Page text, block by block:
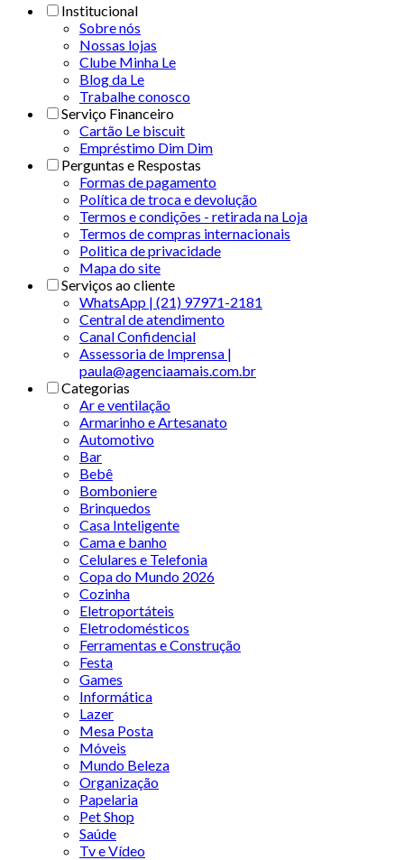
Institucional
Sobre nós
Nossas lojas
Clube Minha Le
Blog da Le
Trabalhe conosco
Serviço Financeiro
Cartão Le biscuit
Empréstimo Dim Dim
Perguntas e Respostas
Formas de pagamento
Política de troca e devolução
Termos e condições - retirada na Loja
Termos de compras internacionais
Politica de privacidade
Mapa do site
Serviços ao cliente
WhatsApp | (21) 97971-2181
Central de atendimento
Canal Confidencial
Assessoria de Imprensa |
paula@agenciaamais.com.br
Categorias
Ar e ventilação
Armarinho e Artesanato
Automotivo
Bar
Bebê
Bomboniere
Brinquedos
Casa Inteligente
Cama e banho
Celulares e Telefonia
Copa do Mundo 2026
Cozinha
Eletroportáteis
Eletrodomésticos
Ferramentas e Construção
Festa
Games
Informática
Lazer
Mesa Posta
Móveis
Mundo Beleza
Organização
Papelaria
Pet Shop
Saúde
Tv e Vídeo